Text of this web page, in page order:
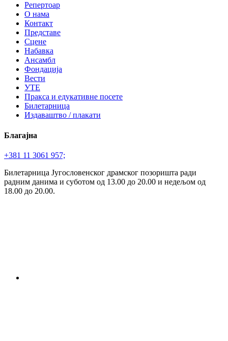
Репертоар
О нама
Контакт
Представе
Сцене
Набавка
Ансамбл
Фондација
Вести
УТЕ
Пракса и едукативне посете
Билетарница
Издаваштво / плакати
Благајна
+381 11 3061 957;
Билетарница Југословенског драмског позоришта ради
радним данима и суботом од 13.00 до 20.00 и недељом од
18.00 до 20.00.